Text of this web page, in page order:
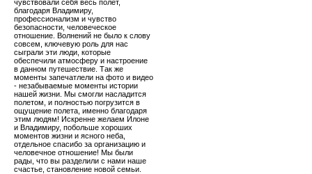
чувствовали себя весь полет,
благодаря Владимиру,
профессионализм и чувство
безопасности, человеческое
отношение. Волнений не было к слову
совсем, ключевую роль для нас
сыграли эти люди, которые
обеспечили атмосферу и настроение
в данном путешествие. Так же
моменты запечатлели на фото и видео
- незабываемые моменты истории
нашей жизни. Мы смогли насладится
полетом, и полностью погрузится в
ощущение полета, именно благодаря
этим людям! Искренне желаем Илоне
и Владимиру, побольше хороших
моментов жизни и ясного неба,
отдельное спасибо за организацию и
человечное отношение! Мы были
рады, что вы разделили с нами наше
счастье, становление новой семьи.